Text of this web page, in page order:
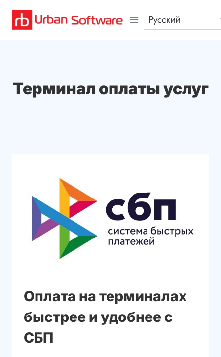
Перейти
Терминал оплаты услуг
Оплата на терминалах
быстрее и удобнее с
СБП